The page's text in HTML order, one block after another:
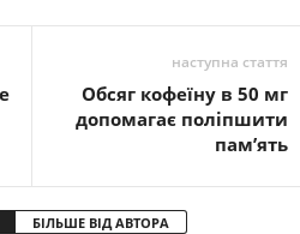
наступна стаття
Обсяг кофеїну в 50 мг
допомагає поліпшити
пам’ять
БІЛЬШЕ ВІД АВТОРА